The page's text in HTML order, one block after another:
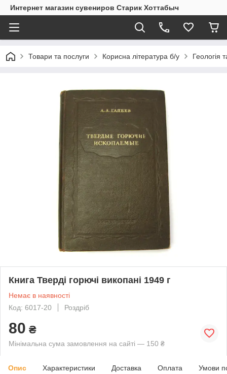
Интернет магазин сувениров Старик Хоттабыч
Товари та послуги Корисна література б/у Геологія
Книга Тверді горючі викопані 1949 г
Немає в наявності
Код: 6017-20
Роздріб
80 ₴
Мінімальна сума замовлення на сайті — 150 ₴
Опис Характеристики Доставка Оплата Умови